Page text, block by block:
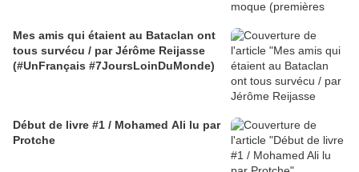
Mes amis qui étaient au Bataclan ont
tous survécu / par Jérôme Reijasse
(#UnFrançais #7JoursLoinDuMonde)
Début de livre #1 / Mohamed Ali lu par
Protche